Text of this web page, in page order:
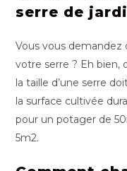
serre de
Vous vous
votre serre ? Eh bien,
la taille d’une serre
la surface cultivée
pour un potager de
5m2.